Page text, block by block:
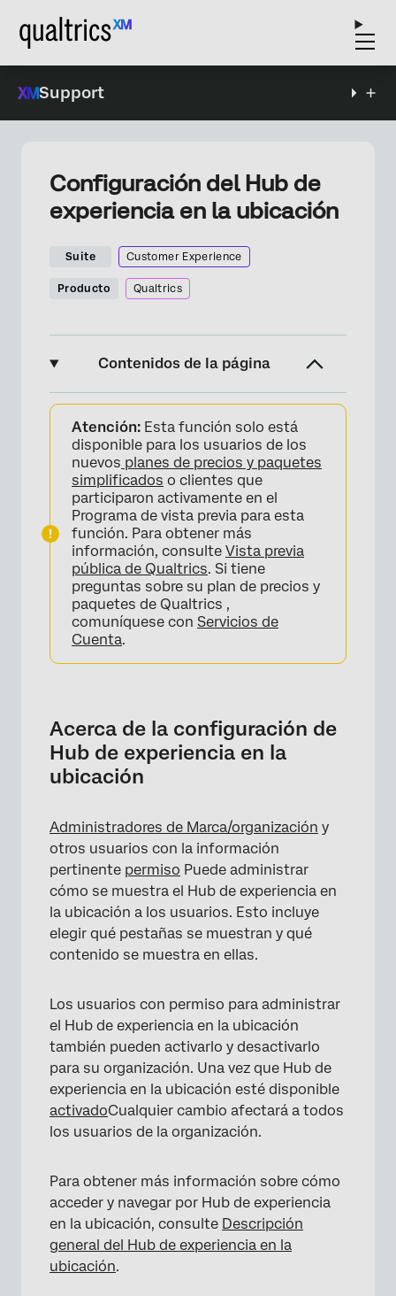
Support
Configuración del Hub de
experiencia en la ubicación
Suite Customer Experience
Producto Qualtrics
Contenidos de la página
Acerca de la configuración de Hub de
experiencia en la ubicación
Creación de un Hub de experiencia en la
ubicación
Pestaña de configuración
Pestaña Diseño
Pestaña Mensajes
Vista previa del Hub de experiencia en la
ubicación
Activación del Hub de experiencia en la
Hub de experiencia en la ubicación
compartida
Atención: Esta función solo está
disponible para los usuarios de los
nuevos planes de precios y paquetes
simplificados o clientes que
participaron activamente en el
Programa de vista previa para esta
función. Para obtener más
información, consulte Vista previa
pública de Qualtrics. Si tiene
preguntas sobre su plan de precios y
paquetes de Qualtrics ,
comuníquese con Servicios de
Cuenta.
Acerca de la configuración de
Hub de experiencia en la
ubicación
Administradores de Marca/organización y
otros usuarios con la información
pertinente permiso Puede administrar
cómo se muestra el Hub de experiencia en
la ubicación a los usuarios. Esto incluye
elegir qué pestañas se muestran y qué
contenido se muestra en ellas.
Los usuarios con permiso para administrar
el Hub de experiencia en la ubicación
también pueden activarlo y desactivarlo
para su organización. Una vez que Hub de
experiencia en la ubicación esté disponible
activadoCualquier cambio afectará a todos
los usuarios de la organización.
Para obtener más información sobre cómo
acceder y navegar por Hub de experiencia
en la ubicación, consulte Descripción
general del Hub de experiencia en la
ubicación.